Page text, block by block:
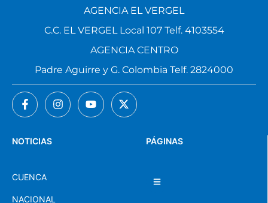
PÁGINAS
NOTICIAS
CUENCA
NACIONAL
AGENCIA EL VERGEL
C.C. EL VERGEL Local 107 Telf. 4103554
AGENCIA CENTRO
Padre Aguirre y G. Colombia Telf. 2824000